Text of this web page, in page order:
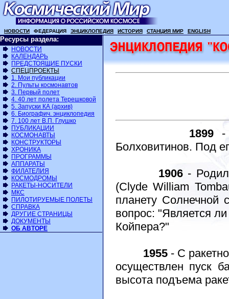
НОВОСТИ ФЕДЕРАЦИЯ ЭНЦИКЛОПЕДИЯ ИСТОРИЯ СТАНЦИЯ МИР ENGLISH
Ресурсы раздела:
НОВОСТИ
КАЛЕНДАРЬ
ПРЕДСТОЯЩИЕ ПУСКИ
СПЕЦПРОЕКТЫ
1. Мои публикации
2. Пульты космонавтов
3. Первый полет
4. 40 лет полета Терешковой
5. Запуски КА (архив)
6. Биографич. энциклопедия
7. 100 лет В.П. Глушко
ПУБЛИКАЦИИ
КОСМОНАВТЫ
КОНСТРУКТОРЫ
ХРОНИКА
ПРОГРАММЫ
АППАРАТЫ
ФИЛАТЕЛИЯ
КОСМОДРОМЫ
РАКЕТЫ-НОСИТЕЛИ
МКС
ПИЛОТИРУЕМЫЕ ПОЛЕТЫ
СПРАВКА
ДРУГИЕ СТРАНИЦЫ
ДОКУМЕНТЫ
ОБ АВТОРЕ
1899-
Болховитинов. Под
1906-
(Clyde William
планету Солнечной
вопрос: "Является
Койпера?"
1955- С
осуществлен пуск
высота подъема